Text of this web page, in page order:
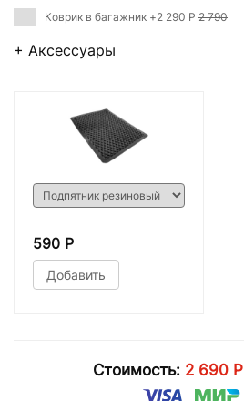
Коврик в багажник +2 290 Р 2 790
+ Аксессуары
590 Р
Добавить
Стоимость: 2 690 Р